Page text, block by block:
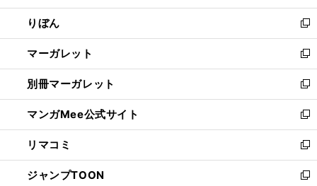
開
く
ウ
で
開
く
ン
ド
ウ
で
開
く
ウ
ィ
ン
ド
ウ
で
開
く
りぼん
新
し
い
ウ
ィ
ン
ド
ウ
で
開
く
マーガレット
新
し
い
ウ
ィ
ン
ド
ウ
で
別冊マーガレット
新
し
い
ウ
ィ
ン
ド
マンガMee公式サイト
新
し
い
ウ
ィ
リマコミ
新
し
い
ジャンプTOON
新